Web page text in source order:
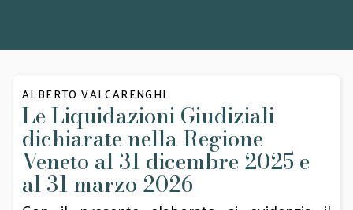
ALBERTO VALCARENGHI
Le Liquidazioni Giudiziali
dichiarate nella Regione
Veneto al 31 dicembre 2025 e
al 31 marzo 2026